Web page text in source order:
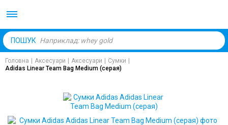
ПОШУК
Головна Аксесуари Аксесуари Сумки
Adidas Linear Team Bag Medium (серая)